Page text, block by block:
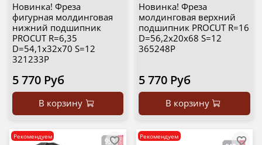
Новинка! Фреза
фигурная молдинговая
нижний подшипник
PROCUT R=6,35
D=54,1x32x70 S=12
321233P
5 770 Руб
В корзину
Новинка! Фреза
молдинговая верхний
подшипник PROCUT R=16
D=56,2x20x68 S=12
365248P
5 770 Руб
В корзину
Рекомендуем Рекомендуем